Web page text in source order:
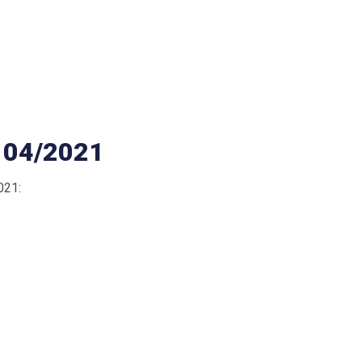
04/2021